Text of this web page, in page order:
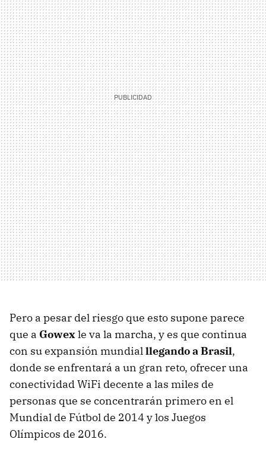
Pero a pesar del riesgo que esto supone parece
que a Gowexle va la marcha, y es que continua
con su expansión mundialllegando a Brasil,
donde se enfrentará a un gran reto, ofrecer una
conectividad WiFi decente a las miles de
personas que se concentrarán primero en el
Mundial de Fútbol de 2014 y los Juegos
Olímpicos de 2016.